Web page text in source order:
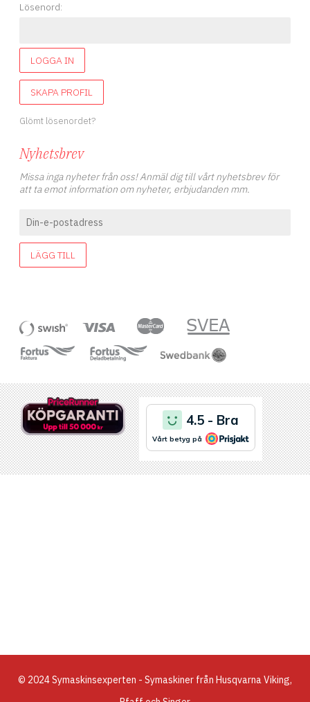
Lösenord:
LOGGA IN
SKAPA PROFIL
Glömt lösenordet?
Nyhetsbrev
Missa inga nyheter från oss! Anmäl dig till vårt nyhetsbrev för
att ta emot information om nyheter, erbjudanden mm.
LÄGG TILL
© 2024 Symaskinsexperten - Symaskiner från Husqvarna Viking,